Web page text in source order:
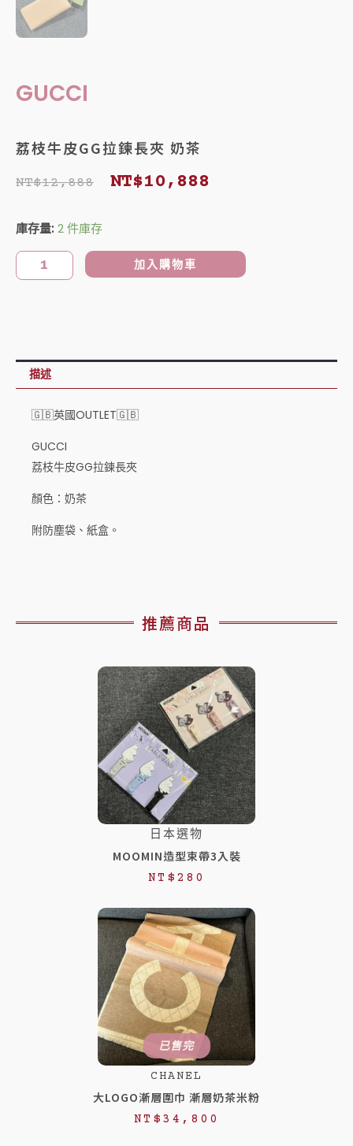
GUCCI
荔枝牛皮GG拉鍊長夾 奶茶
NT$12,888
原
格：
NT$12,888。
NT$10,888
格：
NT$10,888。
庫存量: 2 件庫存
枝
牛
皮
長
加入購物車
描述
🇬🇧英國OUTLET🇬🇧
GUCCI
荔枝牛皮GG拉鍊長夾
顏色：奶茶
附防塵袋、紙盒。
推薦商品
日本選物
MOOMIN造型束帶3入裝
NT$ 280
已售完
CHANEL
大LOGO漸層圍巾 漸層奶茶米粉
NT$ 34,800